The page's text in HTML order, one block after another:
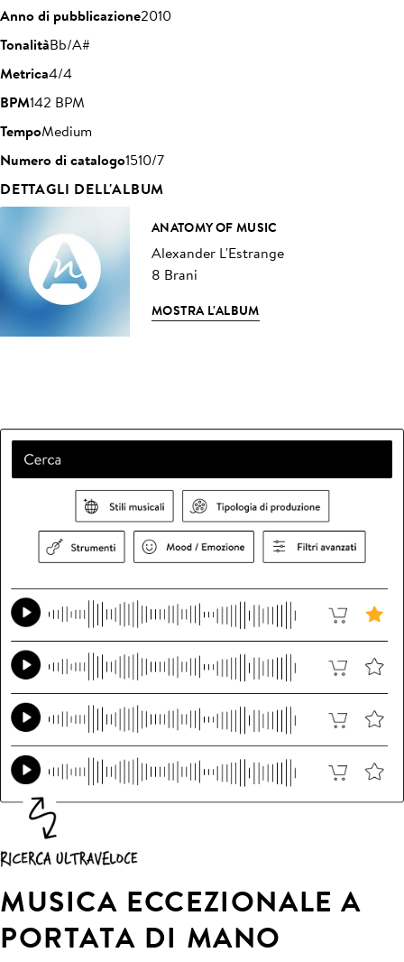
Anno di pubblicazione2010
TonalitàBb/A#
Metrica4/4
BPM142 BPM
TempoMedium
Numero di catalogo1510/7
DETTAGLI DELL'ALBUM
ANATOMY OF MUSIC
Alexander L'Estrange
8 Brani
MOSTRA L'ALBUM
MUSICA ECCEZIONALE A
PORTATA DI MANO